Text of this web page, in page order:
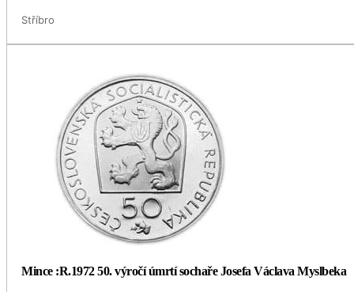
Stříbro
Mince :R.1972 50. výročí úmrtí sochaře Josefa Václava Myslbeka